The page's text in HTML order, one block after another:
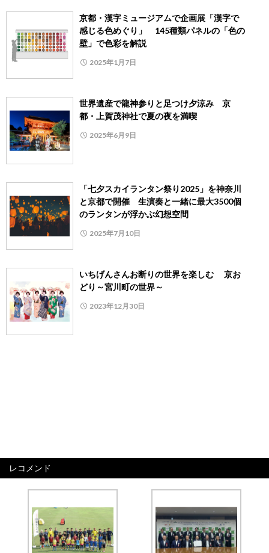
京都・漢字ミュージアムで企画展「漢字で
感じる色めぐり」 145種類パネルの「色の
壁」で色彩を解説
2025年1月7日
世界遺産で龍神参りと足つけ夕涼み 京
都・上賀茂神社で夏の夜を満喫
2025年6月9日
「七夕スカイランタン祭り2025」を神奈川
と京都で開催 生演奏と一緒に最大3500個
のランタンが浮かぶ幻想空間
2025年7月10日
いちげんさんお断りの世界を楽しむ 京お
どり～宮川町の世界～
2023年12月30日
レコメンド